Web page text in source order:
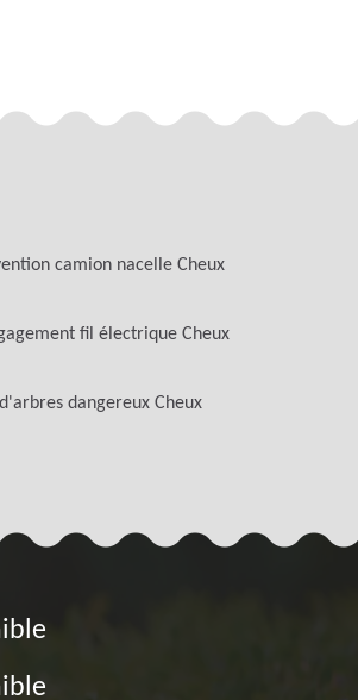
camion nacelle Cheux
fil électrique Cheux
dangereux Cheux